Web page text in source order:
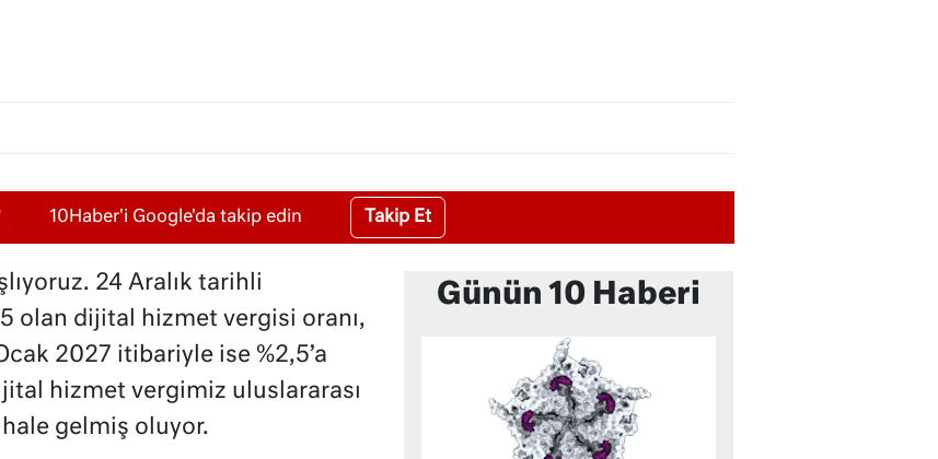
10Haber'i Google'da takip edin Takip Et
24 Aralık tarihli
olan dijital hizmet vergisi oranı,
2027 itibariyle ise %2,5’a
hizmet vergimiz uluslararası
gelmiş oluyor.
Günün 10 Haberi